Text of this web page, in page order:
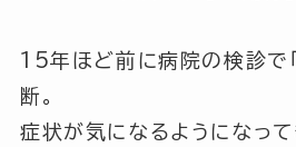
15年ほど前に病院の検診で
断。
症状が気になるようになって